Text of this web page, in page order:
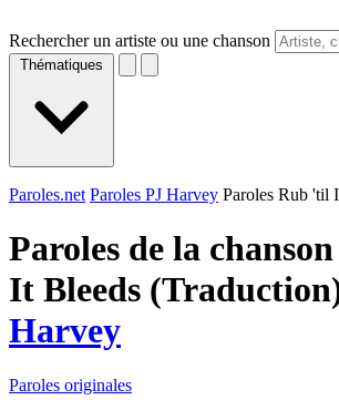
Rechercher un artiste ou une chanson
Thématiques
Paroles.net Paroles PJ Harvey Paroles Rub 'til
Paroles de la
It Bleeds
Harvey
Paroles originales